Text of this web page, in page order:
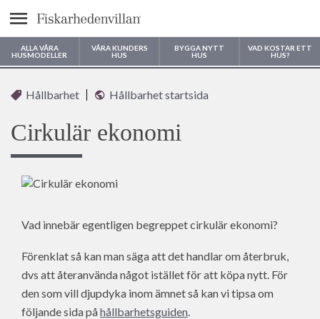
Meny
ALLA VÅRA
HUSMODELLER
VÅRA KUNDERS
HUS
BYGGA NYTT
HUS
VAD KOSTAR ETT
HUS?
Var vill du bygga ditt hus?
Hållbarhet Hållbarhet startsida
Cirkulär ekonomi
Vad innebär egentligen begreppet cirkulär ekonomi?
Förenklat så kan man säga att det handlar om återbruk,
dvs att återanvända något istället för att köpa nytt. För
den som vill djupdyka inom ämnet så kan vi tipsa om
följande sida påhållbarhetsguiden.